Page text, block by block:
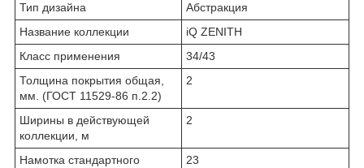
Тип дизайна
Абстракция
Название коллекции
iQ ZENITH
Класс применения
34/43
Толщина покрытия общая,
мм. (ГОСТ 11529-86 п.2.2)
2
Ширины в действующей
коллекции, м
2
Намотка стандартного
23